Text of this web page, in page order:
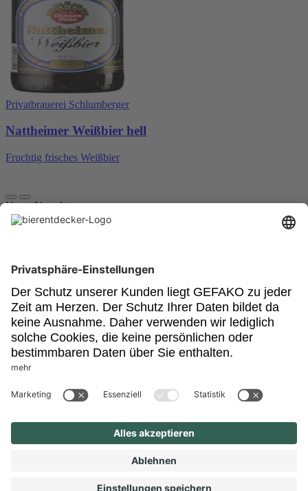
Privatbrauerei Schlumberger
Nattheimer Weißbier hell
Fruchtig frisches Weißbier
Unser Newsletter
Für Bierkenner, Bierliebhaber, Bierneulinge - kurz, alle
Jetzt anmelden!
Impressum Datenschutz Barrierefrei
Newsletter
Powered by:
© GEFAKO GmbH & Co KG
Hallo beim Bierentdecker!
Ja, ich stimme zu Ich bin leider noch unter 16 Jahre alt.
Wieso fragen wir nach Ihrem Alter? Der Bierentdecker enthält